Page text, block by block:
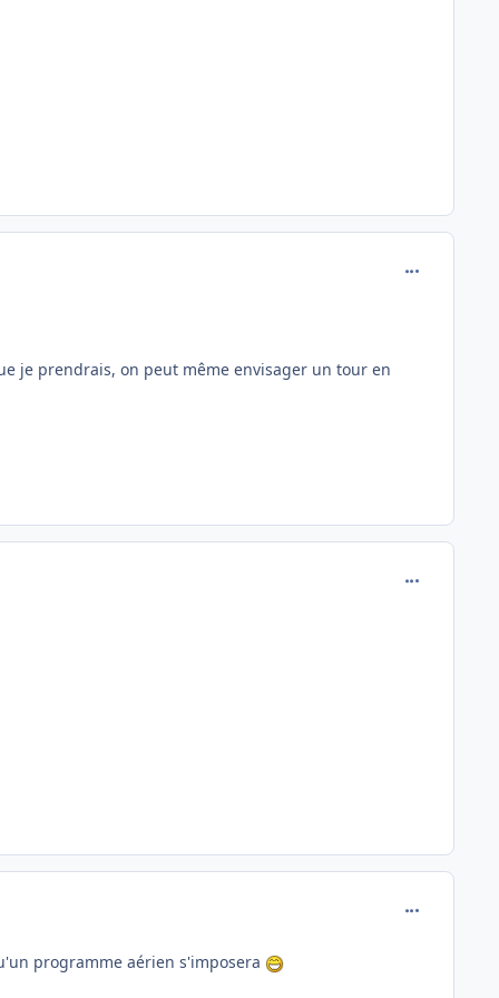
je prendrais, on peut même envisager un tour en
programme aérien s'imposera